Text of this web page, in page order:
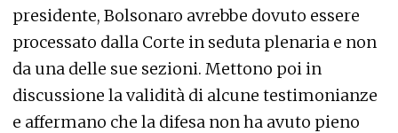
presidente, Bolsonaro avrebbe dovuto essere
processato dalla Corte in seduta plenaria e non
da una delle sue sezioni. Mettono poi in
discussione la validità di alcune testimonianze
e affermano che la difesa non ha avuto pieno